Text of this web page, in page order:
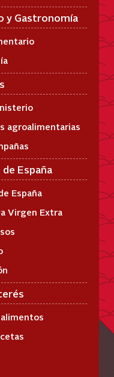
y Gastronomía
agroalimentarias
España
España
Virgen Extra